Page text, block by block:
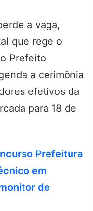
a vaga,
que rege o
Prefeito
a cerimônia
efetivos da
para 18 de
Prefeitura
em
de